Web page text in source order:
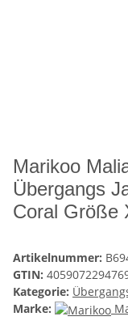
Marikoo
Übergangs
Coral Größe
Artikelnummer:
GTIN:
Kategorie:
Marke: